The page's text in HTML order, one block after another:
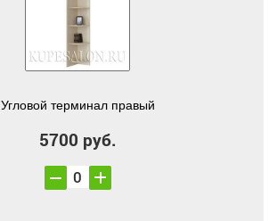
Угловой терминал правый
5700 руб.